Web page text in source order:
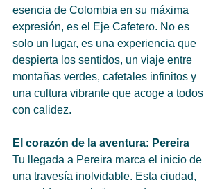
esencia de Colombia en su máxima
expresión, es el Eje Cafetero. No es
solo un lugar, es una experiencia que
despierta los sentidos, un viaje entre
montañas verdes, cafetales infinitos y
una cultura vibrante que acoge a todos
con calidez.
El corazón de la aventura: Pereira
Tu llegada a Pereira marca el inicio de
una travesía inolvidable. Esta ciudad,